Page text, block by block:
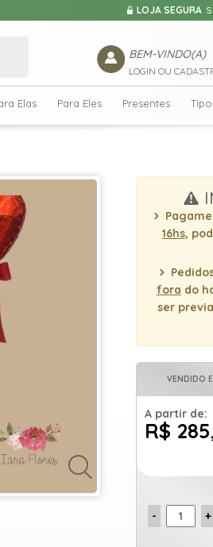
LOJA SEGURA
BEM-VINDO(A)
LOGIN OU
Elas Para Eles Presentes
16hs,
fora do
ser
VENDIDO
A partir de:
R$